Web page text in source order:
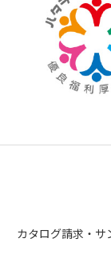
カタログ請求・サ